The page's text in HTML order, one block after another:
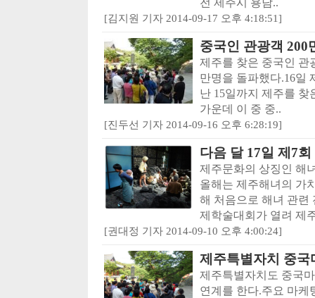
[김지원 기자 2014-09-17 오후 4:18:51]
중국인 관광객 200
제주를 찾은 중국인 관
만명을 돌파했다.16일
난 15일까지 제주를 찾
가운데 이 중 중..
[진두선 기자 2014-09-16 오후 6:28:19]
다음 달 17일 제7
제주문화의 상징인 해
올해는 제주해녀의 가
해 처음으로 해녀 관련
제학술대회가 열려 제
[권대정 기자 2014-09-10 오후 4:00:24]
제주특별자치 중국
제주특별자치도 중국
연계를 한다.주요 마케